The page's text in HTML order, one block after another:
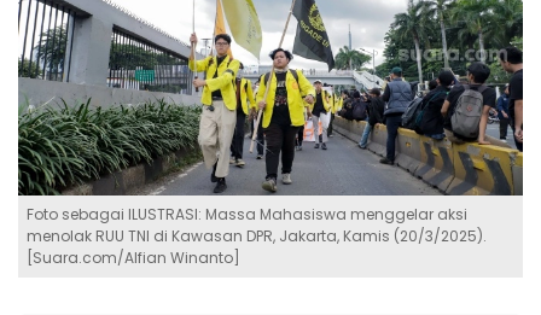
Foto sebagai ILUSTRASI: Massa Mahasiswa menggelar aksi
menolak RUU TNI di Kawasan DPR, Jakarta, Kamis (20/3/2025).
[Suara.com/Alfian Winanto]